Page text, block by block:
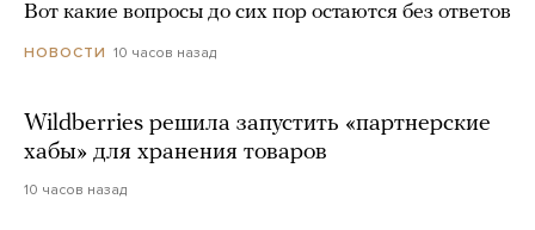
Вот какие вопросы до сих пор остаются без ответов
НОВОСТИ 10 часов назад
Wildberries решила запустить «партнерские
хабы» для хранения товаров
10 часов назад